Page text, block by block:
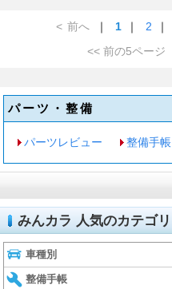
< 前へ ｜ 1 ｜ 2 ｜
<< 前の5ページ
パーツ・整備
パーツレビュー 整備手帳
みんカラ 人気のカテゴリ
車種別
整備手帳